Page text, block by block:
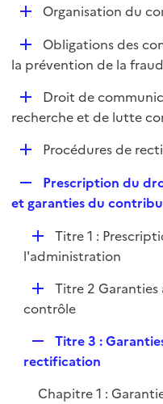
p
l
i
e
r
D
l
r
Organisation du
D
é
i
Obligations des
la prévention de la
D
é
r
Droit de
recherche et de lutte
D
l
i
e
r
Procédures de
e
l
i
e
r
Prescription du
et garanties du
D
é
i
r
Titre 1 :
l'administration
D
é
i
e
Titre 2
contrôle
e
l
Titre 3 :
rectification
Chapitre 1 :